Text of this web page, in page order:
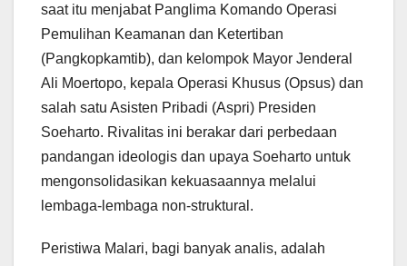
saat itu menjabat Panglima Komando Operasi
Pemulihan Keamanan dan Ketertiban
(Pangkopkamtib), dan kelompok Mayor Jenderal
Ali Moertopo, kepala Operasi Khusus (Opsus) dan
salah satu Asisten Pribadi (Aspri) Presiden
Soeharto. Rivalitas ini berakar dari perbedaan
pandangan ideologis dan upaya Soeharto untuk
mengonsolidasikan kekuasaannya melalui
lembaga-lembaga non-struktural.
Peristiwa Malari, bagi banyak analis, adalah